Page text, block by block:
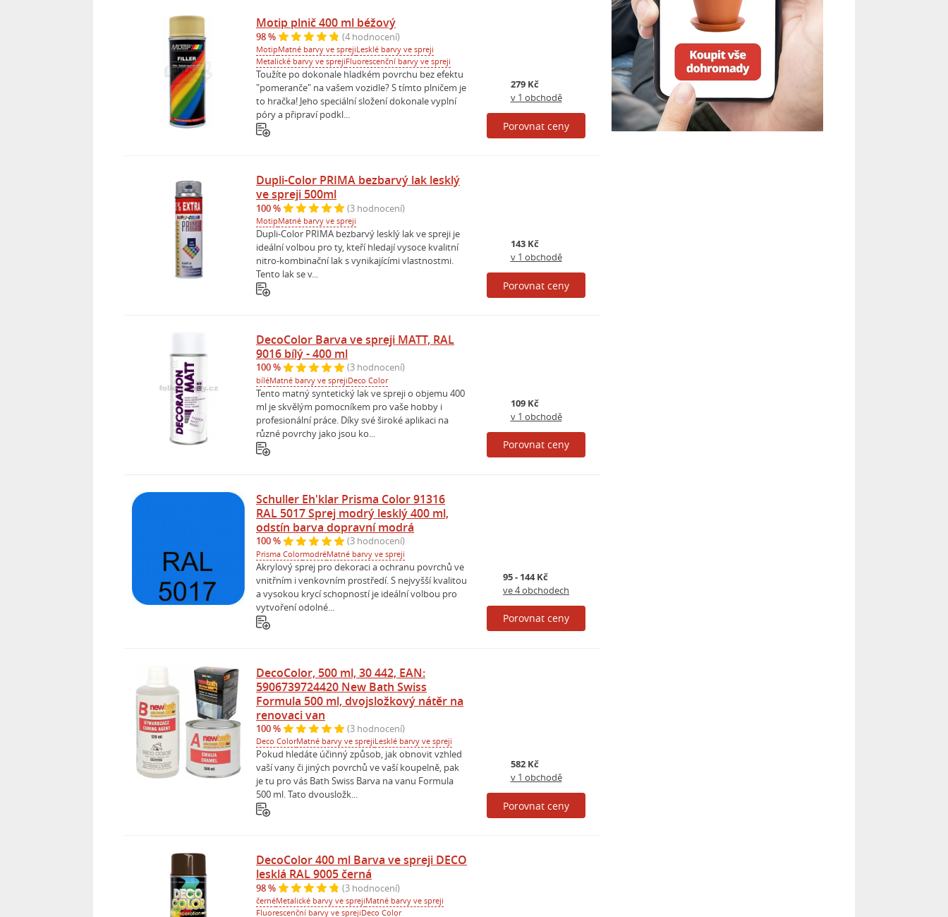
Motip plnič 400 ml béžový
98 % (4 hodnocení)
MotipMatné barvy ve sprejiLesklé barvy ve spreji
Metalické barvy ve sprejiFluorescenční barvy ve spreji
Toužíte po dokonale hladkém povrchu bez efektu
"pomeranče" na vašem vozidle? S tímto plničem je
to hračka! Jeho speciální složení dokonale vyplní
póry a připraví podkl...
279 Kč
v 1 obchodě
Porovnat ceny
Dupli-Color PRIMA bezbarvý lak lesklý
ve spreji 500ml
100 % (3 hodnocení)
MotipMatné barvy ve spreji
Dupli-Color PRIMA bezbarvý lesklý lak ve spreji je
ideální volbou pro ty, kteří hledají vysoce kvalitní
nitro-kombinační lak s vynikajícími vlastnostmi.
Tento lak se v...
143 Kč
v 1 obchodě
Porovnat ceny
DecoColor Barva ve spreji MATT, RAL
9016 bílý - 400 ml
100 % (3 hodnocení)
bíléMatné barvy ve sprejiDeco Color
Tento matný syntetický lak ve spreji o objemu 400
ml je skvělým pomocníkem pro vaše hobby i
profesionální práce. Díky své široké aplikaci na
různé povrchy jako jsou ko...
109 Kč
v 1 obchodě
Porovnat ceny
Schuller Eh'klar Prisma Color 91316
RAL 5017 Sprej modrý lesklý 400 ml,
odstín barva dopravní modrá
100 % (3 hodnocení)
Prisma ColormodréMatné barvy ve spreji
Akrylový sprej pro dekoraci a ochranu povrchů ve
vnitřním i venkovním prostředí. S nejvyšší kvalitou
a vysokou krycí schopností je ideální volbou pro
vytvoření odolné...
95 - 144 Kč
ve 4 obchodech
Porovnat ceny
DecoColor, 500 ml, 30 442, EAN:
5906739724420 New Bath Swiss
Formula 500 ml, dvojsložkový nátěr na
renovaci van
100 % (3 hodnocení)
Deco ColorMatné barvy ve sprejiLesklé barvy ve spreji
Pokud hledáte účinný způsob, jak obnovit vzhled
vaší vany či jiných povrchů ve vaší koupelně, pak
je tu pro vás Bath Swiss Barva na vanu Formula
500 ml. Tato dvousložk...
582 Kč
v 1 obchodě
Porovnat ceny
DecoColor 400 ml Barva ve spreji DECO
lesklá RAL 9005 černá
98 % (3 hodnocení)
černéMetalické barvy ve sprejiMatné barvy ve spreji
Fluorescenční barvy ve sprejiDeco Color